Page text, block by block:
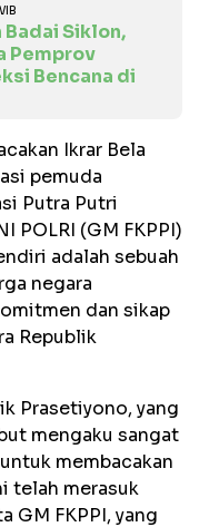
Badai Siklon,
Pemprov
Bencana di
Ikrar Bela
pemuda
Putra Putri
POLRI (GM FKPPI)
adalah sebuah
negara
dan sikap
Republik
Prasetiyono, yang
mengaku sangat
membacakan
telah merasuk
GM FKPPI, yang